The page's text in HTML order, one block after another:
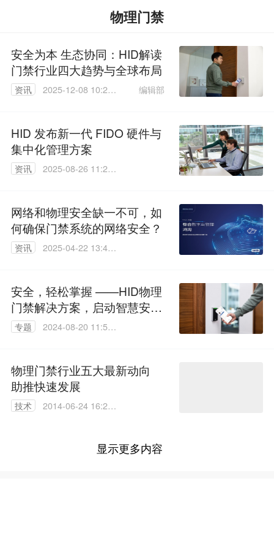
物理门禁
安全为本 生态协同：HID解读
门禁行业四大趋势与全球布局
资讯
2025-12-08 10:29:
编辑部
HID 发布新一代 FIDO 硬件与
集中化管理方案
资讯
2025-08-26 11:26:
网络和物理安全缺一不可，如
何确保门禁系统的网络安全？
资讯
2025-04-22 13:48:
安全，轻松掌握 ——HID物理
门禁解决方案，启动智慧安全
新时代
专题
2024-08-20 11:55:
物理门禁行业五大最新动向
助推快速发展
技术
2014-06-24 16:28:
显示更多内容